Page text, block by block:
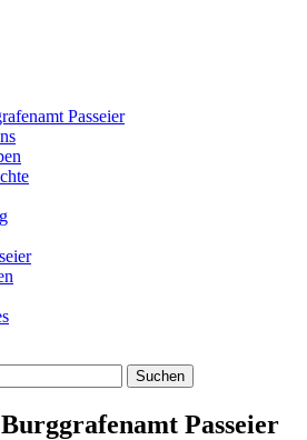
Passeier
Passeier